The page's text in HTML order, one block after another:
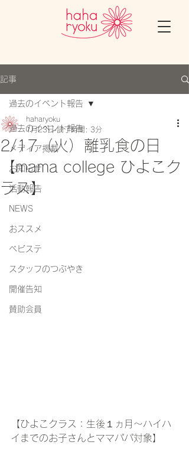
記事
過去のイベント報告
メディア掲載
お知らせ
活動報告
NEWS
おススメ
ベビステ
スタッフのつぶやき
開催告知
賛助会員
過去のイベント報告
2/17（火）離乳食の日
【mama college ひよこク
ラス】
haharyoku
1月23日 読了時間: 3分
【ひよこクラス：生後１ヵ月～ハイハ
イまでのお子さんとママパパ対象】